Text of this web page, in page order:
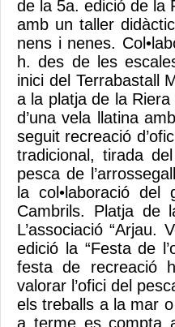
de la 5a. edició de la
amb un taller
nens i nenes.
h. des de les
inici del Terrabastall
a la platja de la
d’una vela llatina
seguit recreació
tradicional, tirada
pesca de
la col•laboració
Cambrils. Platja de
L’associació “Arjau.
edició la “Festa de
festa de recreació
valorar l’ofici del
els treballs a la mar
a terme es compta